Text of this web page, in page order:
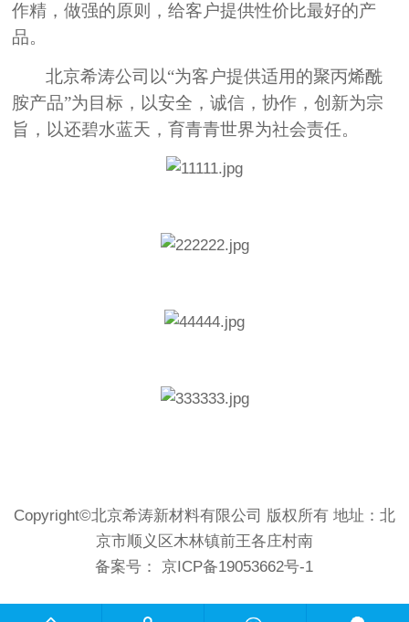
作精，做强的原则，给客户提供性价比最好的产
品。
北京希涛公司以“为客户提供适用的聚丙烯酰
胺产品”为目标，以安全，诚信，协作，创新为宗
旨，以还碧水蓝天，育青青世界为社会责任。
Copyright©北京希涛新材料有限公司 版权所有 地址：北
京市顺义区木林镇前王各庄村南
备案号： 京ICP备19053662号-1